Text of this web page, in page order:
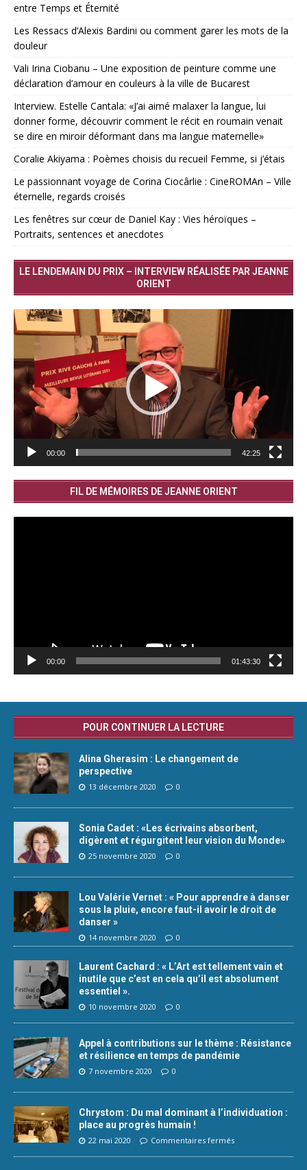
entre Temps et Éternité
Les Ressacs d’Alexis Bardini ou comment garer les mots de la
douleur
Vali Irina Ciobanu – Une exposition de peinture comme une
déclaration d’amour en couleurs à la ville de Bucarest
Interview. Estelle Cantala: «J’ai aimé malaxer la langue, lui
donner forme, découvrir comment le récit en roumain venait
se dire en miroir déformant dans ma langue maternelle»
Coralie Akiyama : Poèmes choisis du recueil Femme, si j’étais
Le passionnant voyage de Corina Ciocârlie : CineROMAn – Ville
éternelle, regards croisés
Les fenêtres sur cœur de Daniel Kay : Vies héroïques –
Portraits, sentences et anecdotes
LE LENDEMAIN DU PRIX – INTERVIEW RÉALISÉE PAR JEANNE
ORIENT
Lecteur
vidéo
00:00 42:25
FIL DE MÉMOIRES DE JEANNE ORIENT
00:00 01:43:30
POUR CONTINUER LA LECTURE
Alina Gherasim : Le changement de
perspective
13 décembre 2020 0
Sonia Cadet : «Les écrivains absorbent,
digèrent et régurgitent leur vision du Monde»
25 novembre 2020 0
Lou Valérie Vernet : « Pour apprendre à danser
sous la pluie, encore faut-il avoir le droit de
danser »
14 novembre 2020 0
Laurent Cachard : « L’Art est tellement vain et
inutile que c’est en cela qu’il est absolument
essentiel ».
10 novembre 2020 0
Appel à contributions sur le thème : Résistance
et résilience en temps de pandémie
7 novembre 2020 0
Chrystom : Du mal dominant à l’individuation :
place au progrès humain !
22 mai 2020 Commentaires fermés